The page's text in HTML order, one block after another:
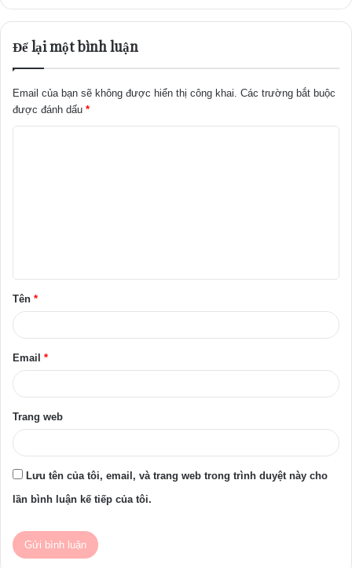
Để lại một bình luận
Email của bạn sẽ không được hiển thị công khai. Các trường bắt buộc
được đánh dấu *
ậ
n
Tên *
Email *
Trang web
Lưu tên của tôi, email, và trang web trong trình duyệt này cho
lần bình luận kế tiếp của tôi.